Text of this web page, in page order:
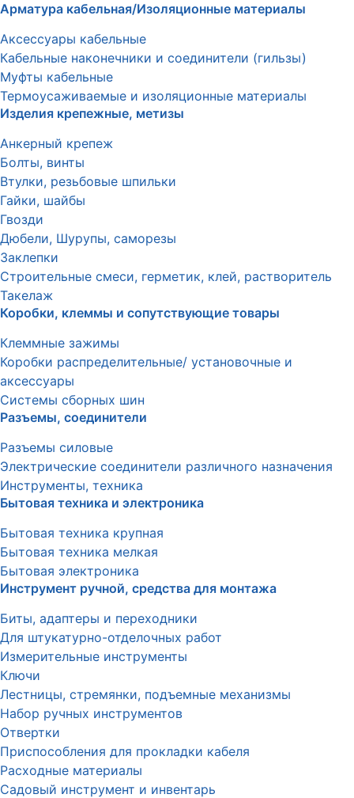
Арматура кабельная/Изоляционные материалы
Аксессуары кабельные
Кабельные наконечники и соединители (гильзы)
Муфты кабельные
Термоусаживаемые и изоляционные материалы
Изделия крепежные, метизы
Анкерный крепеж
Болты, винты
Втулки, резьбовые шпильки
Гайки, шайбы
Гвозди
Дюбели, Шурупы, саморезы
Заклепки
Строительные смеси, герметик, клей, растворитель
Такелаж
Коробки, клеммы и сопутствующие товары
Клеммные зажимы
Коробки распределительные/ установочные и
аксессуары
Системы сборных шин
Разъемы, соединители
Разъемы силовые
Электрические соединители различного назначения
Инструменты, техника
Бытовая техника и электроника
Бытовая техника крупная
Бытовая техника мелкая
Бытовая электроника
Инструмент ручной, средства для монтажа
Биты, адаптеры и переходники
Для штукатурно-отделочных работ
Измерительные инструменты
Ключи
Лестницы, стремянки, подъемные механизмы
Набор ручных инструментов
Отвертки
Приспособления для прокладки кабеля
Расходные материалы
Садовый инструмент и инвентарь